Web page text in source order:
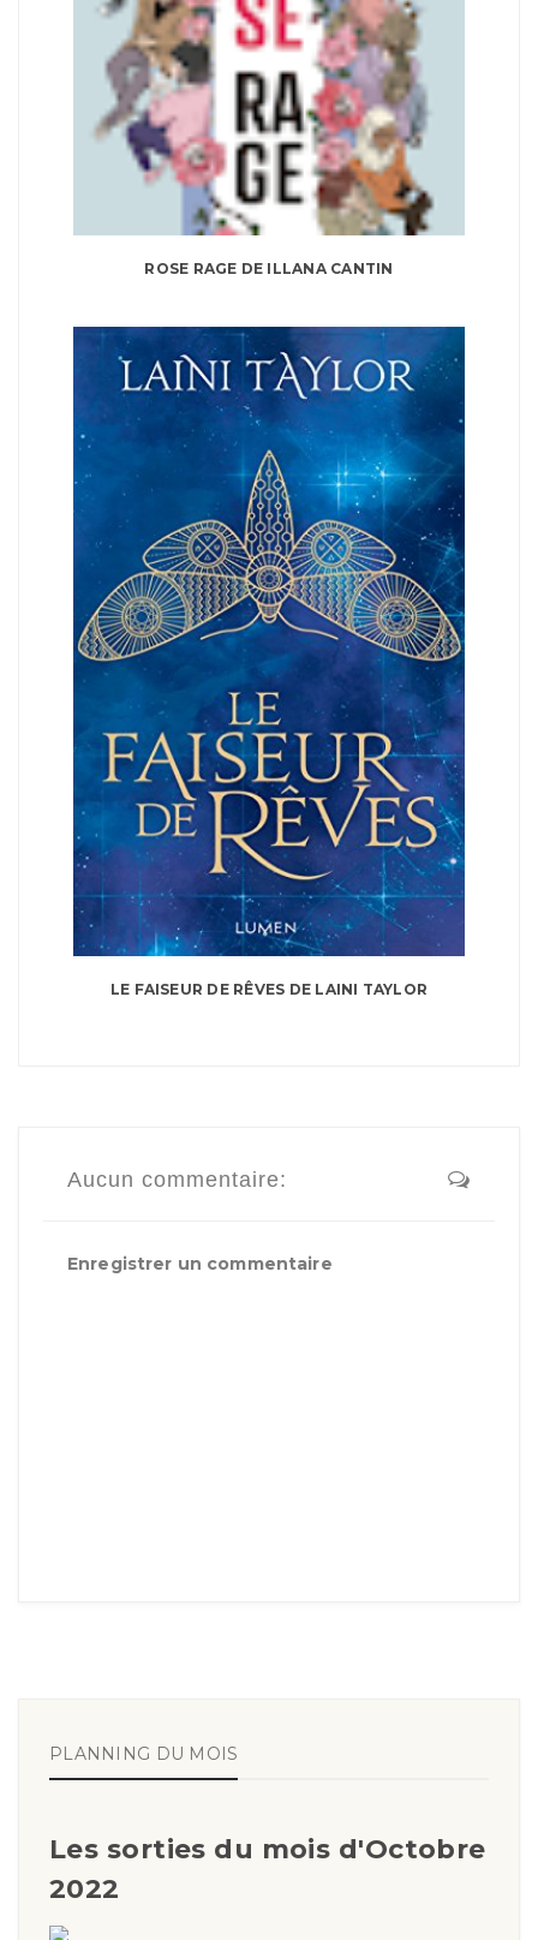
ROSE RAGE DE ILLANA CANTIN
LE FAISEUR DE RÊVES DE LAINI TAYLOR
Aucun commentaire:
Enregistrer un commentaire
PLANNING DU MOIS
Les sorties du mois d'Octobre
2022